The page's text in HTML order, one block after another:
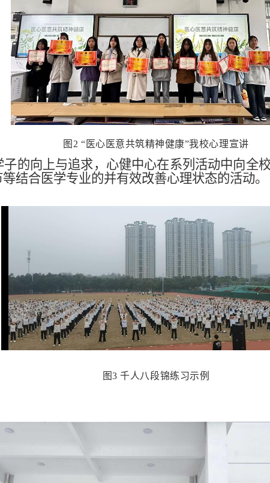
图 2 “ 医心医意共筑精神健康”我校心理宣讲
的向上与追求，心健中心在系列活动中向全
结合医学专业的并有效改善心理状态的活动。
图3 千人八段锦练习示例